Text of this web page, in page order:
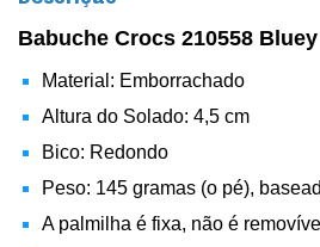
Babuche Crocs 210558
Material: Emborrachado
Altura do Solado: 4,5 cm
Bico: Redondo
Peso: 145 gramas (o pé),
A palmilha é fixa, não é removível